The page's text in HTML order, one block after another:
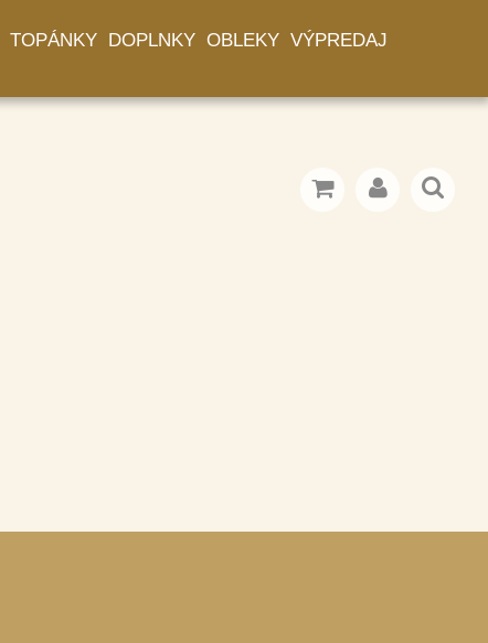
TOPÁNKY DOPLNKY OBLEKY VÝPREDAJ